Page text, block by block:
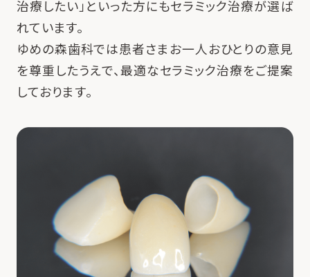
治療したい」といった方にもセラミック治療が選ば
れています。
ゆめの森歯科では患者さまお一人おひとりの意見
を尊重したうえで、最適なセラミック治療をご提案
しております。